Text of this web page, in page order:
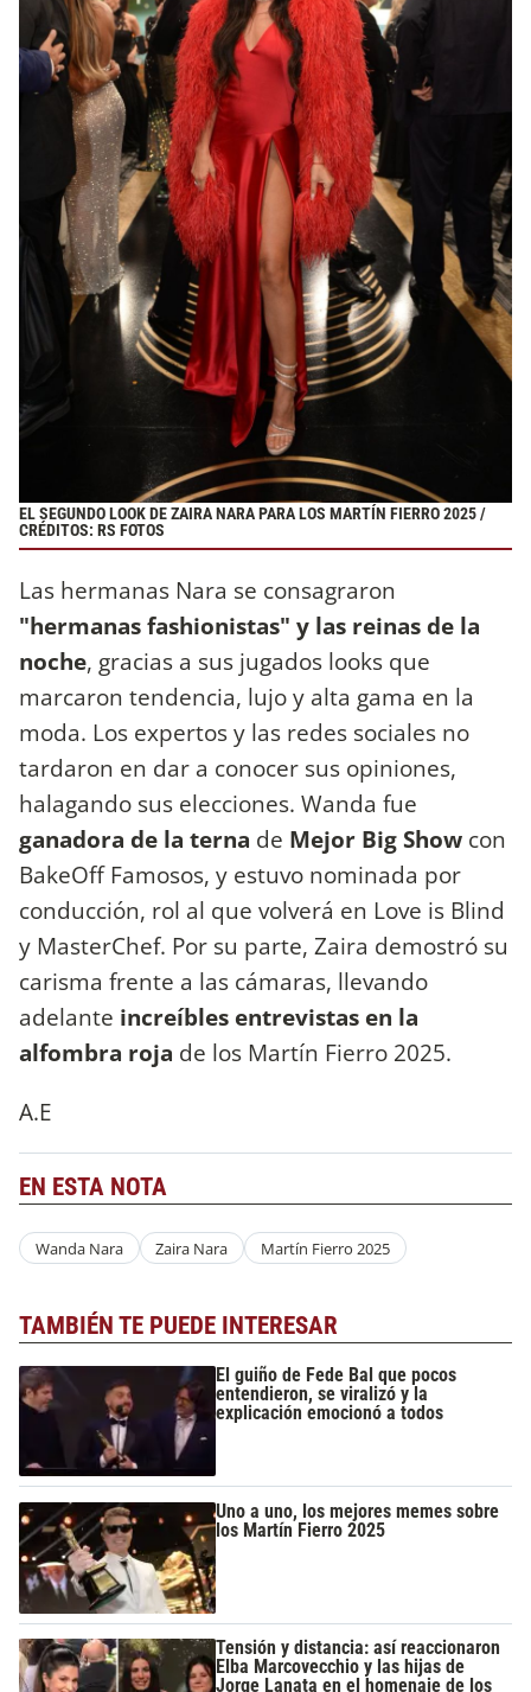
EL SEGUNDO LOOK DE ZAIRA NARA PARA LOS MARTÍN FIERRO 2025 /
CRÉDITOS: RS FOTOS
Las hermanas Nara se consagraron
"hermanas fashionistas" y las reinas de la
noche, gracias a sus jugados looks que
marcaron tendencia, lujo y alta gama en la
moda. Los expertos y las redes sociales no
tardaron en dar a conocer sus opiniones,
halagando sus elecciones. Wanda fue
ganadora de la terna de Mejor Big Show con
BakeOff Famosos, y estuvo nominada por
conducción, rol al que volverá en Love is Blind
y MasterChef. Por su parte, Zaira demostró su
carisma frente a las cámaras, llevando
adelante increíbles entrevistas en la
alfombra roja de los Martín Fierro 2025.
A.E
EN ESTA NOTA
Wanda Nara Zaira Nara Martín Fierro 2025
TAMBIÉN TE PUEDE INTERESAR
El guiño de Fede Bal que pocos
entendieron, se viralizó y la
explicación emocionó a todos
Uno a uno, los mejores memes sobre
los Martín Fierro 2025
Tensión y distancia: así reaccionaron
Elba Marcovecchio y las hijas de
Jorge Lanata en el homenaje de los